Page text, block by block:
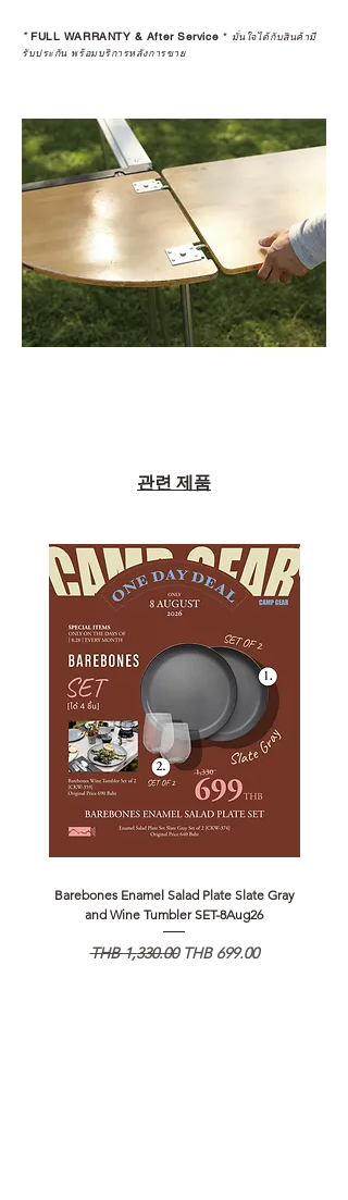
*FULL WARRANTY & After Service * มั่นใจได้กับสินค้ามี
รับประกัน พร้อมบริการหลังการขาย
관련 제품
Barebones Enamel Salad Plate Slate Gray
and Wine Tumbler SET-8Aug26
일반가
THB 1,330.00 할인가
THB 699.00